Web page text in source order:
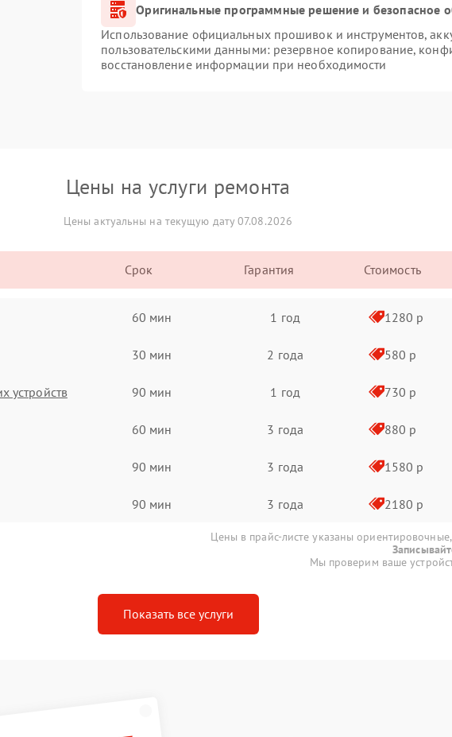
Оригинальные программные решение и безопасное
Использование официальных прошивок и инструментов,
пользовательскими данными: резервное копирование,
восстановление информации при необходимости
Цены на услуги ремонта
Цены актуальны на текущую дату 07.08.2026
Срок Гарантия Стоимость
60 мин 1 год 1280 р
30 мин 2 года 580 р
устройств 90 мин 1 год 730 р
60 мин 3 года 880 р
90 мин 3 года 1580 р
90 мин 3 года 2180 р
Цены в прайс-листе указаны ориентировочные,
Мы проверим ваше
Показать все услуги